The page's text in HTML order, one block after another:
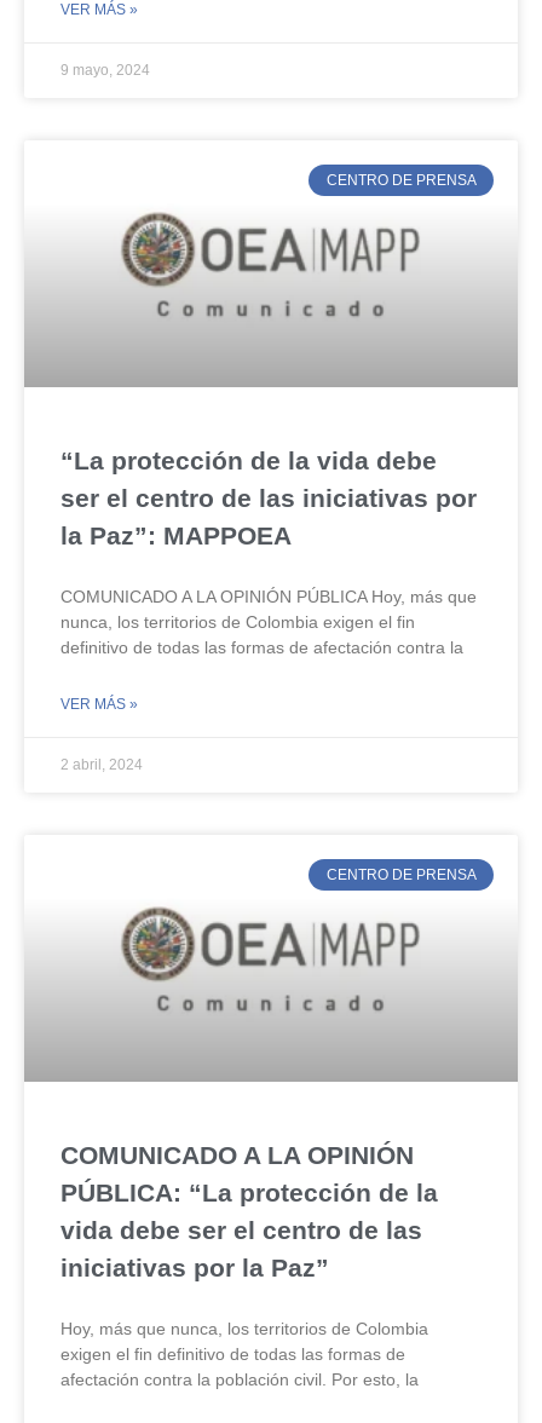
VER MÁS »
9 mayo, 2024
CENTRO DE PRENSA
“La protección de la vida debe
ser el centro de las iniciativas por
la Paz”: MAPPOEA
COMUNICADO A LA OPINIÓN PÚBLICA Hoy, más que
nunca, los territorios de Colombia exigen el fin
definitivo de todas las formas de afectación contra la
VER MÁS »
2 abril, 2024
CENTRO DE PRENSA
COMUNICADO A LA OPINIÓN
PÚBLICA: “La protección de la
vida debe ser el centro de las
iniciativas por la Paz”
Hoy, más que nunca, los territorios de Colombia
exigen el fin definitivo de todas las formas de
afectación contra la población civil. Por esto, la